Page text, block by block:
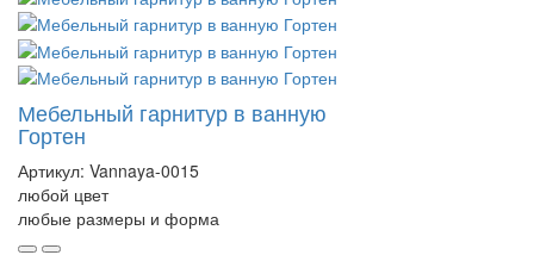
Мебельный гарнитур в ванную
Гортен
Артикул: Vannaya-0015
любой цвет
любые размеры и форма